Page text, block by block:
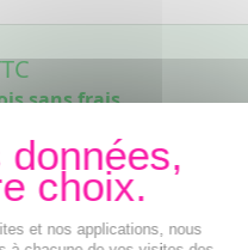
sans frais
indisponible
que le produit sera disponible
et nos applications, nous